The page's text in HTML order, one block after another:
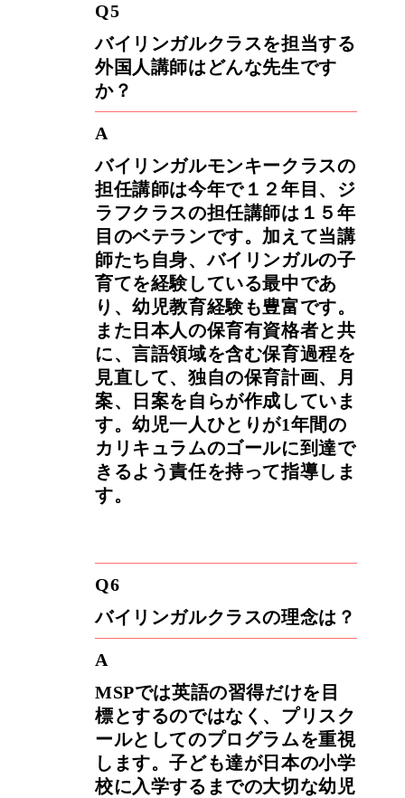
Q5
バイリンガルクラスを担当する
外国人講師はどんな先生です
か？
A
バイリンガルモンキークラスの
担任講師は今年で１２年目、ジ
ラフクラスの担任講師は１５年
目のベテランです。加えて当講
師たち自身、バイリンガルの子
育てを経験している最中であ
り、幼児教育経験も豊富です。
また日本人の保育有資格者と共
に、言語領域を含む保育過程を
見直して、独自の保育計画、月
案、日案を自らが作成していま
す。幼児一人ひとりが1年間の
カリキュラムのゴールに到達で
きるよう責任を持って指導しま
す。
Q6
バイリンガルクラスの理念は？
A
MSPでは英語の習得だけを目
標とするのではなく、プリスク
ールとしてのプログラムを重視
します。子ども達が日本の小学
校に入学するまでの大切な幼児